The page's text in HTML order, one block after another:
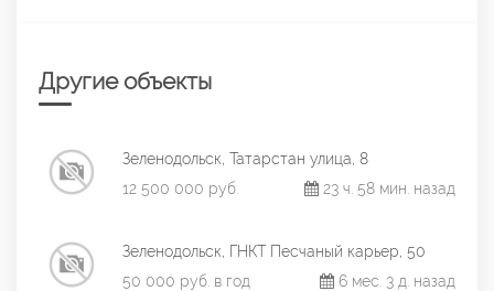
Другие объекты
Зеленодольск, Татарстан улица, 8
12 500 000 руб.
23 ч. 58 мин. назад
Зеленодольск, ГНКТ Песчаный карьер, 50
50 000 руб. в год
6 мес. 3 д. назад